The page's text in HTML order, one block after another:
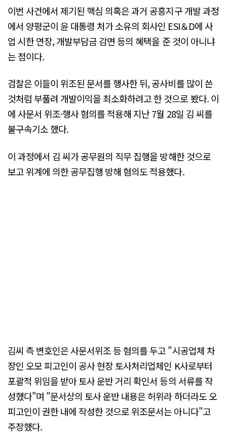
이번 사건에서 제기된 핵심 의혹은 과거 공흥지구 개발 과정
에서 양평군이 윤 대통령 처가 소유의 회사인 ESI＆D에 사
업 시한 연장, 개발부담금 감면 등의 혜택을 준 것이 아니냐
는 점이다.
검찰은 이들이 위조된 문서를 행사한 뒤, 공사비를 많이 쓴
것처럼 부풀려 개발이익을 최소화하려고 한 것으로 봤다. 이
에 사문서 위조·행사 혐의를 적용해 지난 7월 28일 김 씨를
불구속기소 했다.
이 과정에서 김 씨가 공무원의 직무 집행을 방해한 것으로
보고 위계에 의한 공무집행 방해 혐의도 적용했다.
김씨 측 변호인은 사문서위조 등 혐의를 두고 "시공업체 차
장인 오모 피고인이 공사 현장 토사처리업체인 K사로부터
포괄적 위임을 받아 토사 운반 거리 확인서 등의 서류를 작
성했다"며 "문서상의 토사 운반 내용은 허위라 하더라도 오
피고인이 권한 내에 작성한 것으로 위조문서는 아니다"고
주장했다.